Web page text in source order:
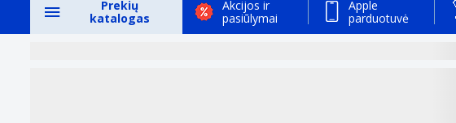
Prekių
katalogas
Akcijos ir
pasiūlymai
Apple
parduotuvė